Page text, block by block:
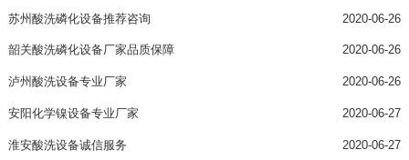
苏州酸洗磷化设备推荐咨询 2020-06-26
韶关酸洗磷化设备厂家品质保障 2020-06-26
泸州酸洗设备专业厂家 2020-06-26
安阳化学镍设备专业厂家 2020-06-27
淮安酸洗设备诚信服务 2020-06-27